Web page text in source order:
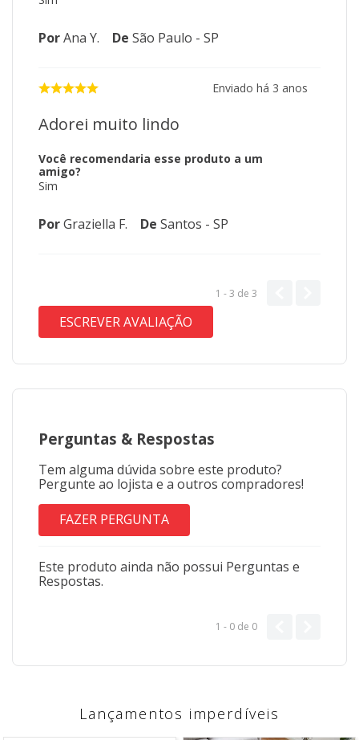
PorAna Y. De São Paulo - SP
Enviado há 3 anos
Adorei muito lindo
Você recomendaria esse produto a um
amigo?
Sim
PorGraziella F. De Santos - SP
1 - 3 de 3
ESCREVER AVALIAÇÃO
Perguntas & Respostas
Tem alguma dúvida sobre este produto?
Pergunte ao lojista e a outros compradores!
FAZER PERGUNTA
Este produto ainda não possui Perguntas e
Respostas.
1 - 0 de 0
Lançamentos imperdíveis